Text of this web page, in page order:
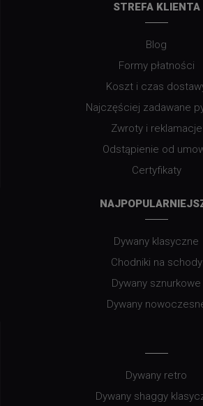
STREFA KLIENTA
Blog
Formy płatności
Koszt i czas
Najczęściej zadawane
Zwroty i reklamacje
Odstąpienie od
Certyfikaty
Dywany klasyczne
Chodniki na schody
Dywany sznurkowe
Dywany
Dywany retro
Dywany shaggy